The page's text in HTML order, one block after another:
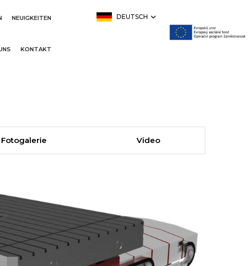
NEUIGKEITEN
KONTAKT
DEUTSCH
Fotogalerie Video